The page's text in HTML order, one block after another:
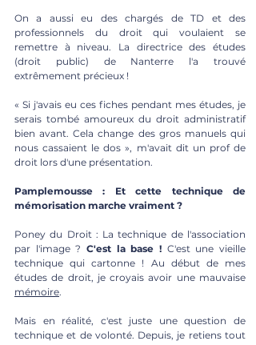
On a aussi eu des chargés de TD et des
professionnels du droit qui voulaient se
remettre à niveau. La directrice des études
(droit public) de Nanterre l'a trouvé
extrêmement précieux !
« Si j'avais eu ces fiches pendant mes études, je
serais tombé amoureux du droit administratif
bien avant. Cela change des gros manuels qui
nous cassaient le dos », m'avait dit un prof de
droit lors d'une présentation.
Pamplemousse : Et cette technique de
mémorisation marche vraiment ?
Poney du Droit : La technique de l'association
par l'image ? C'est la base ! C'est une vieille
technique qui cartonne ! Au début de mes
mémoire.
Mais en réalité, c'est juste une question de
technique et de volonté. Depuis, je retiens tout